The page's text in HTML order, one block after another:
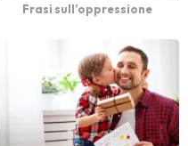
Frasi sull’oppressione